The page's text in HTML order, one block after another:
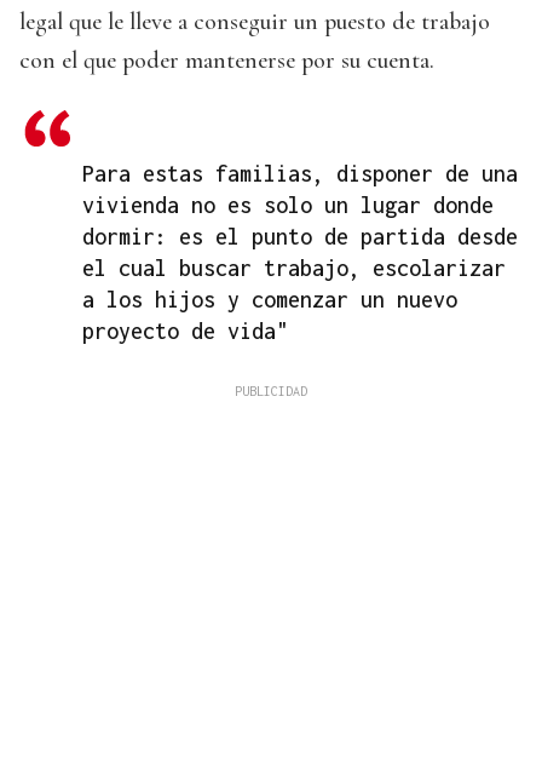
legal que le lleve a conseguir un puesto de trabajo
con el que poder mantenerse por su cuenta.
Para estas familias, disponer de una
vivienda no es solo un lugar donde
dormir: es el punto de partida desde
el cual buscar trabajo, escolarizar
a los hijos y comenzar un nuevo
proyecto de vida"